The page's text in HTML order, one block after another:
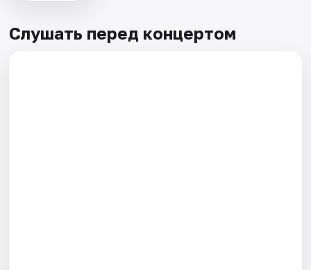
Слушать перед концертом